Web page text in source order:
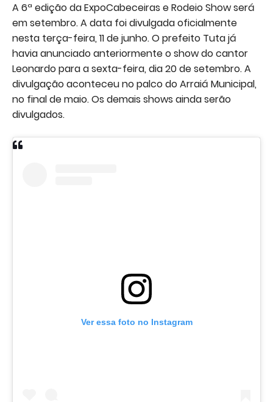
A 6ª edição da ExpoCabeceiras e Rodeio Show será
em setembro. A data foi divulgada oficialmente
nesta terça-feira, 11 de junho. O prefeito Tuta já
havia anunciado anteriormente o show do cantor
Leonardo para a sexta-feira, dia 20 de setembro. A
divulgação aconteceu no palco do Arraiá Municipal,
no final de maio. Os demais shows ainda serão
divulgados.
Ver essa foto no Instagram